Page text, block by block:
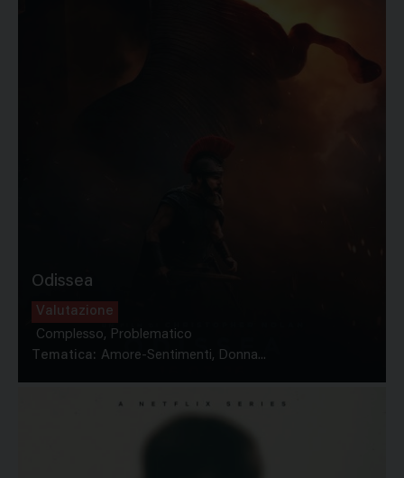
Odissea
Valutazione
Complesso, Problematico
Tematica: Amore-Sentimenti, Donna...